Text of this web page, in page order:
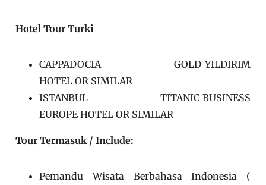
Hotel Tour Turki
CAPPADOCIA GOLD YILDIRIM
HOTEL OR SIMILAR
ISTANBUL TITANIC BUSINESS
EUROPE HOTEL OR SIMILAR
Tour Termasuk / Include:
Pemandu Wisata Berbahasa Indonesia (